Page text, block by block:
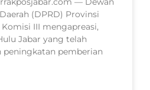
(DPRD) Provinsi
III mengapreasi,
Jabar yang telah
peningkatan pemberian